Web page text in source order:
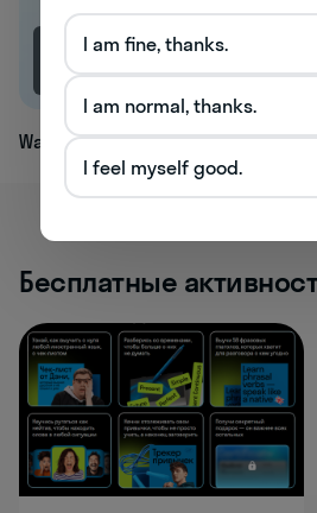
1.1K
Wash
Бесплатные
I am fine, thanks.
I am normal, thanks.
I feel myself good.